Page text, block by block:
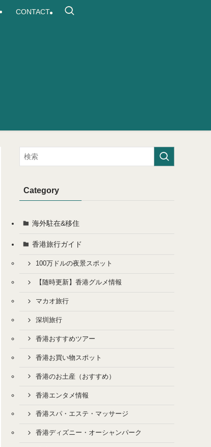
CONTACT
Category
海外駐在&移住
香港旅行ガイド
100万ドルの夜景スポット
【随時更新】香港グルメ情報
マカオ旅行
深圳旅行
香港おすすめツアー
香港お買い物スポット
香港のお土産（おすすめ）
香港エンタメ情報
香港スパ・エステ・マッサージ
香港ディズニー・オーシャンパーク